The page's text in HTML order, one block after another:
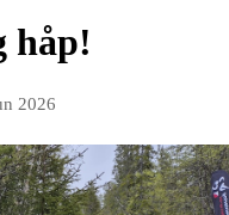
håp!
2026